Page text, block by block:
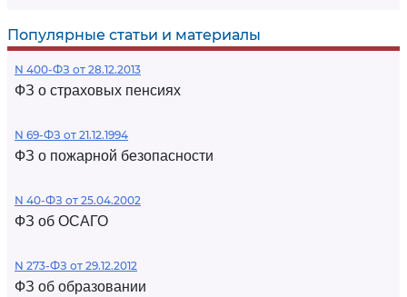
Популярные статьи и материалы
N 400-ФЗ от 28.12.2013
ФЗ о страховых пенсиях
N 69-ФЗ от 21.12.1994
ФЗ о пожарной безопасности
N 40-ФЗ от 25.04.2002
ФЗ об ОСАГО
N 273-ФЗ от 29.12.2012
ФЗ об образовании